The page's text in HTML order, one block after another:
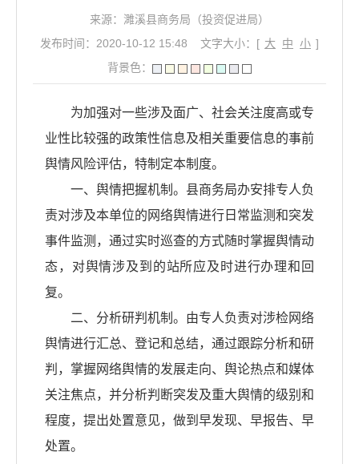
来源：濉溪县商务局（投资促进局）
发布时间：2020-10-12 15:48
文字大小：[ 大 中 小 ]
背景色：
为加强对一些涉及面广、社会关注度高或专
业性比较强的政策性信息及相关重要信息的事前
舆情风险评估，特制定本制度。
一、舆情把握机制。县商务局办安排专人负
责对涉及本单位的网络舆情进行日常监测和突发
事件监测，通过实时巡查的方式随时掌握舆情动
态，对舆情涉及到的站所应及时进行办理和回
复。
二、分析研判机制。由专人负责对涉检网络
舆情进行汇总、登记和总结，通过跟踪分析和研
判，掌握网络舆情的发展走向、舆论热点和媒体
关注焦点，并分析判断突发及重大舆情的级别和
程度，提出处置意见，做到早发现、早报告、早
处置。